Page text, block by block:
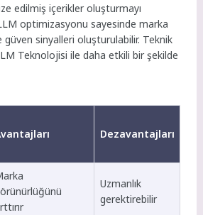
edilmiş içerikler oluşturmayı
LLM optimizasyonu sayesinde marka
sinyalleri oluşturulabilir. Teknik
Teknolojisi ile daha etkili bir şekilde
Dezavantajları
Uzmanlık
gerektirebilir